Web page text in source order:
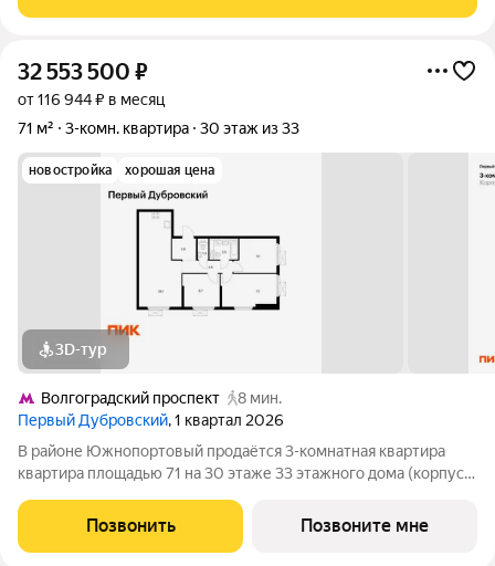
32 553 500 ₽
от 116 944 ₽ в месяц
71 м²
3-комн. квартира 30 этаж из 33
новостройка хорошая цена
3D-тур
Волгоградский проспект
8 мин.
Первый Дубровский, 1 квартал 2026
В районе Южнопортовый продаётся 3-комнатная квартира
квартира площадью 71 на 30 этаже 33 этажного дома (корпус
расположение 5 минут пешком до станции метро
«Волгоградский проспект». 7 минут на
Позвонить Позвоните мне